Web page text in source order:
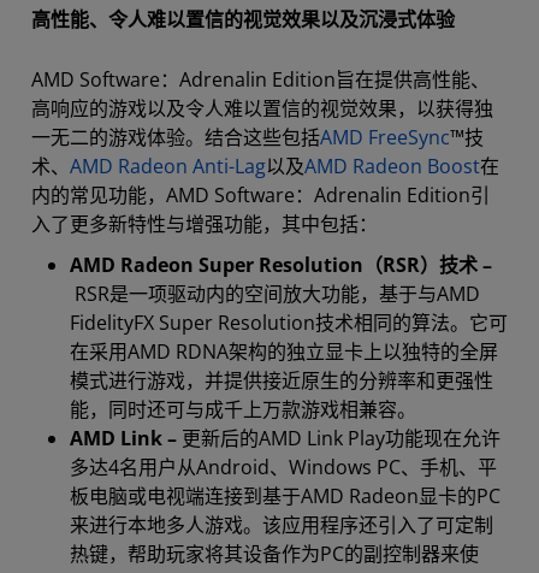
高性能、令人难以置信的视觉效果以及沉浸式体验
AMD Software：Adrenalin Edition旨在提供高性能、
高响应的游戏以及令人难以置信的视觉效果，以获得独
一无二的游戏体验。结合这些包括AMD FreeSync™技
术、 AMD Radeon Anti-Lag以及AMD Radeon Boost在
内的常见功能，AMD Software：Adrenalin Edition引
入了更多新特性与增强功能，其中包括：
AMD Radeon Super Resolution（RSR）技术 –
RSR是一项驱动内的空间放大功能，基于与AMD
FidelityFX Super Resolution技术相同的算法。它可
在采用AMD RDNA架构的独立显卡上以独特的全屏
模式进行游戏，并提供接近原生的分辨率和更强性
能，同时还可与成千上万款游戏相兼容。
AMD Link – 更新后的AMD Link Play功能现在允许
多达4名用户从Android、Windows PC、手机、平
板电脑或电视端连接到基于AMD Radeon显卡的PC
来进行本地多人游戏。该应用程序还引入了可定制
热键，帮助玩家将其设备作为PC的副控制器来使